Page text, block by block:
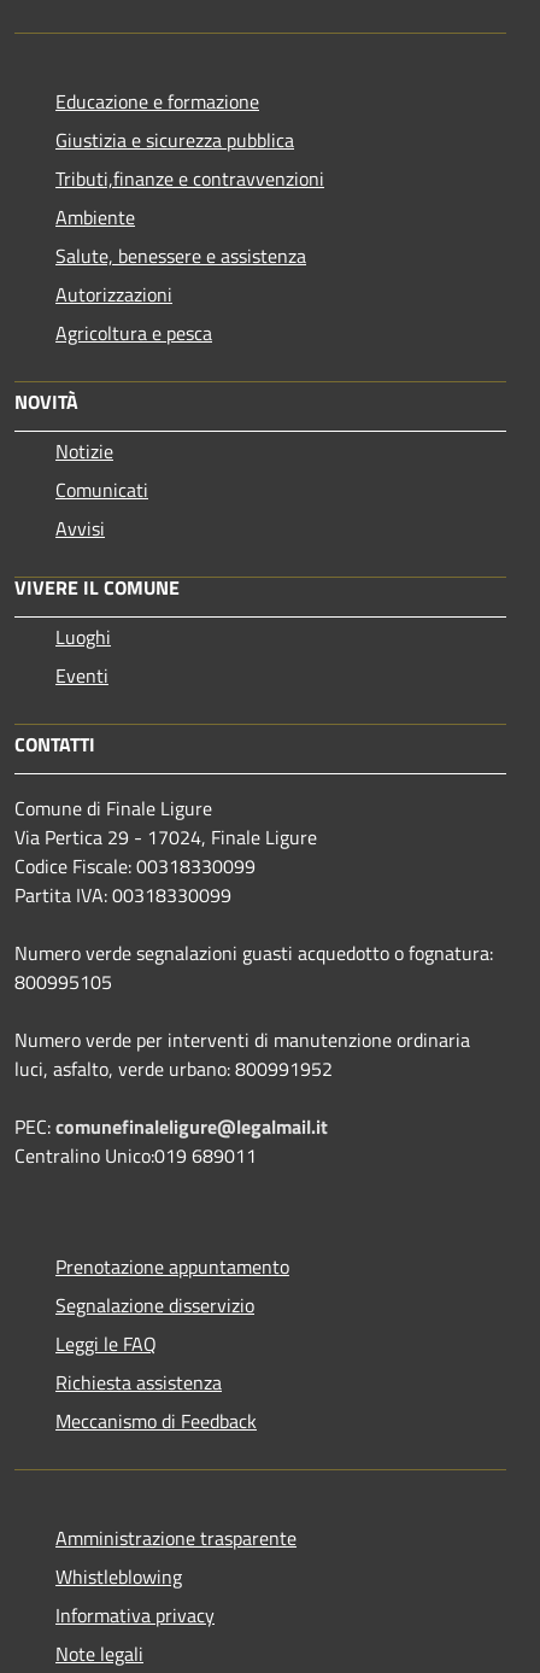
Educazione e formazione
Giustizia e sicurezza pubblica
Tributi,finanze e contravvenzioni
Ambiente
Salute, benessere e assistenza
Autorizzazioni
Agricoltura e pesca
NOVITÀ
Notizie
Comunicati
Avvisi
VIVERE IL COMUNE
Luoghi
Eventi
CONTATTI
Comune di Finale Ligure
Via Pertica 29 - 17024, Finale Ligure
Codice Fiscale: 00318330099
Partita IVA: 00318330099
Numero verde segnalazioni guasti acquedotto o fognatura:
800995105
Numero verde per interventi di manutenzione ordinaria
luci, asfalto, verde urbano: 800991952
PEC:comunefinaleligure@legalmail.it
Centralino Unico:019 689011
Prenotazione appuntamento
Segnalazione disservizio
Leggi le FAQ
Richiesta assistenza
Meccanismo di Feedback
Amministrazione trasparente
Whistleblowing
Informativa privacy
Note legali